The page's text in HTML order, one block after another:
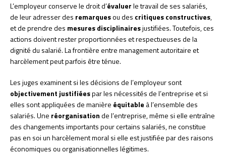
L’employeur conserve le droit d’évaluerle travail de ses salariés,
de leur adresser des remarquesou des critiques constructives,
et de prendre des mesures disciplinairesjustifiées. Toutefois, ces
actions doivent rester proportionnées et respectueuses de la
dignité du salarié. La frontière entre management autoritaire et
harcèlement peut parfois être ténue.
Les juges examinent si les décisions de l’employeur sont
objectivement justifiéespar les nécessités de l’entreprise et si
elles sont appliquées de manière équitable à l’ensemble des
salariés. Une réorganisationde l’entreprise, même si elle entraîne
des changements importants pour certains salariés, ne constitue
pas en soi un harcèlement moral si elle est justifiée par des raisons
économiques ou organisationnelles légitimes.